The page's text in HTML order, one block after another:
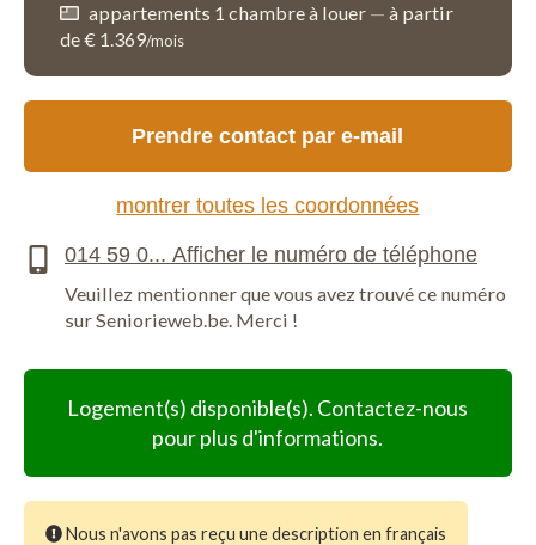
appartements 1 chambre à louer — à partir
de € 1.369/mois
Logement(s) disponible(s). Contactez-nous
pour plus d'informations.
Nous n'avons pas reçu une description en français
Prendre contact par e-mail
montrer toutes les coordonnées
Veuillez mentionner que vous avez trouvé ce numéro
sur Seniorieweb.be. Merci !